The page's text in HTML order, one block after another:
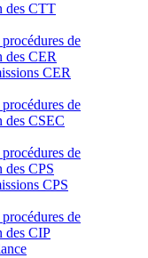
des CTT
de
des CER
CER
de
des CSEC
de
des CPS
CPS
de
des CIP